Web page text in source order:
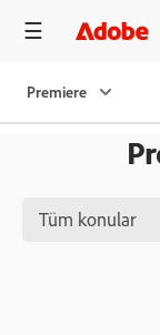
Premiere
Tüm konular